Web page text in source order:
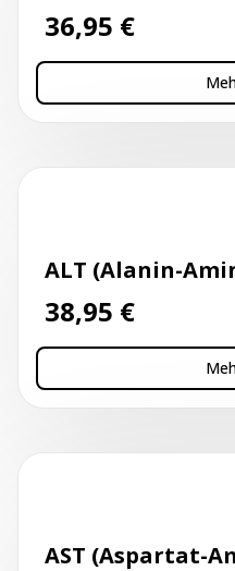
36,95 €
ALT (Alanin-
38,95 €
AST (Aspartat-